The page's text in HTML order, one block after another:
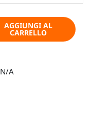
AGGIUNGI AL
CARRELLO
N/A